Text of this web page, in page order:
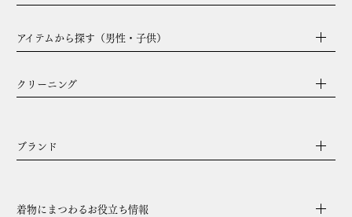
アイテムから探す（男性・子供）
クリーニング
ブランド
着物にまつわるお役立ち情報